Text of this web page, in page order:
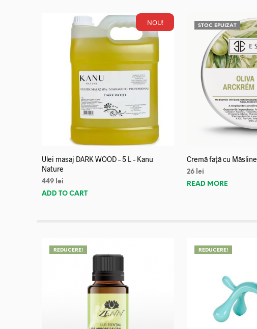
NOU!
Ulei masaj DARK WOOD – 5 L – Kanu
Nature
449 lei
ADD TO CART
STOC EPUIZAT
Cremă față cu Măsline
26 lei
READ MORE
REDUCERE! REDUCERE!